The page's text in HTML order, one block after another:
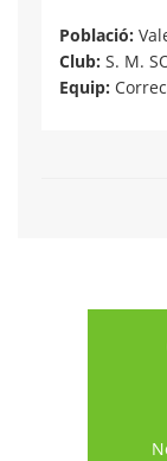
Població:
Club: S. M.
Equip: